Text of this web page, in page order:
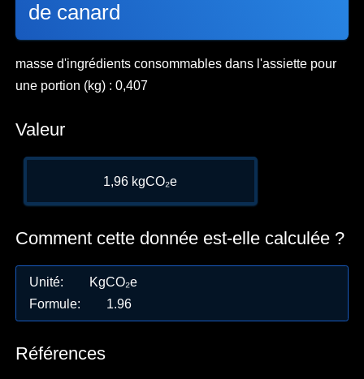
de canard
masse d'ingrédients consommables dans l'assiette pour
une portion (kg) : 0,407
Valeur
1,96 kgCO₂e
Comment cette donnée est-elle calculée ?
Unité:
KgCO₂e
Formule: 1.96
Références